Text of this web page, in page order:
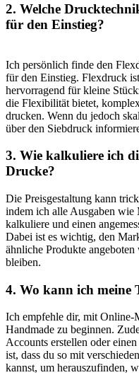
2. Welche
für den Einstieg?
Ich persönlich finde den
für den Einstieg.⁢ Flexdruck
hervorragend für kleine​
die Flexibilität bietet,
drucken. Wenn du jedoch
über den Siebdruck
3. Wie kalkuliere ich
Drucke?
Die‌ Preisgestaltung kann
indem ich alle Ausgaben wie
kalkuliere⁤ und einen⁣
Dabei ist es wichtig, den⁣
ähnliche ​Produkte
bleiben.
4. ‌Wo kann‍ ich meine
Ich empfehle dir, mit Online-
Handmade zu beginnen.
Accounts erstellen oder
ist, dass du⁤ so mit⁢
kannst, um herauszufinden,